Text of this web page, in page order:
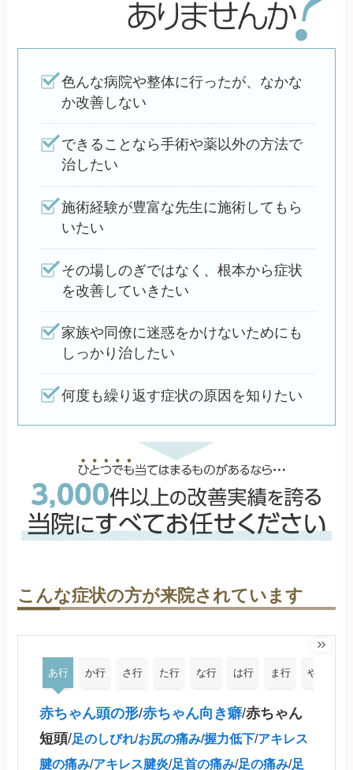
色んな病院や整体に行ったが、なかな
か改善しない
できることなら手術や薬以外の方法で
治したい
施術経験が豊富な先生に施術してもら
いたい
その場しのぎではなく、根本から症状
を改善していきたい
家族や同僚に迷惑をかけないためにも
しっかり治したい
何度も繰り返す症状の原因を知りたい
こんな症状の方が来院されています
あ行 か行 さ行 た行 な行 は行 ま行 や行
赤ちゃん頭の形/赤ちゃん向き癖/赤ちゃん
短頭/足のしびれ/お尻の痛み/握力低下/アキレス
腱の痛み/アキレス腱炎/足首の痛み/足の痛み/足